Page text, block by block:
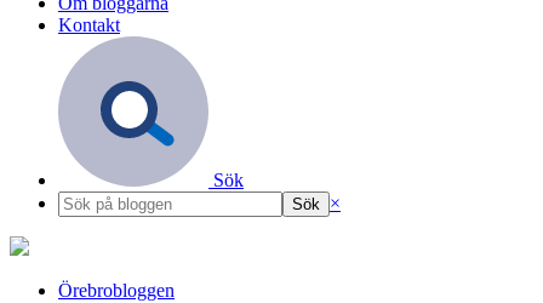
Kontakt
Sök
×
Örebrobloggen